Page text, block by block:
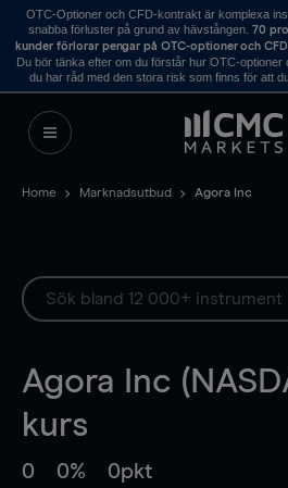
OTC-Optioner och CFD-kontrakt är komplexa
snabba förluster på grund av hävstången. 70
kunder förlorar pengar på OTC-optioner och
Du bör tänka efter om du förstår hur OTC-
du har råd med den stora risk som finns för att
Home Marknadsutbud Agora Inc
Agora Inc
kurs
0 0% 0pkt